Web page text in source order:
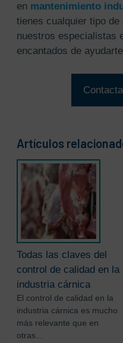
en mantenimiento
tienes cualquier tipo
nuestros especialistas
encantados de
Artículos
Todas las claves del
control de calidad en la
industria cárnica
El control de calidad en la
industria cárnica es mucho
más relevante que en
otras…